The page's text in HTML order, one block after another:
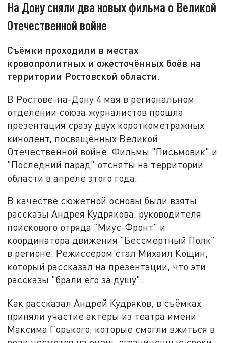
На Дону сняли два новых фильма о Великой
Отечественной войне
Съёмки проходили в местах
кровопролитных и ожесточённых боёв на
территории Ростовской области.
В Ростове-на-Дону 4 мая в региональном
отделении союза журналистов прошла
презентация сразу двух короткометражных
кинолент, посвящённых Великой
Отечественной войне. Фильмы "Письмовик" и
"Последний парад" отсняты на территории
области в апреле этого года.
В качестве сюжетной основы были взяты
рассказы Андрея Кудрякова, руководителя
поискового отряда "Миус-Фронт" и
координатора движения "Бессмертный Полк"
в регионе. Режиссёром стал Михаил Кощин,
который рассказал на презентации, что эти
рассказы "брали его за душу".
Как рассказал Андрей Кудряков, в съёмках
приняли участие актёры из театра имени
Максима Горького, которые смогли вжиться в